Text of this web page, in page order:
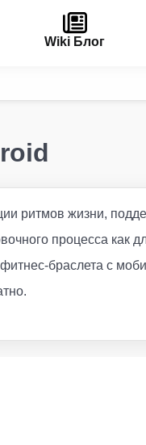
Wiki Блог
ритмов жизни,
процесса как
браслета с